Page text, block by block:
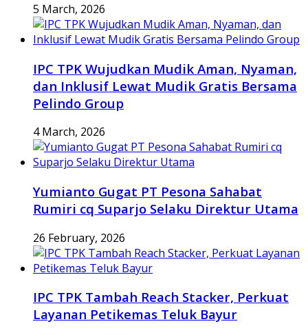
5 March, 2026
IPC TPK Wujudkan Mudik Aman, Nyaman,
dan Inklusif Lewat Mudik Gratis Bersama
Pelindo Group
4 March, 2026
Yumianto Gugat PT Pesona Sahabat
Rumiri cq Suparjo Selaku Direktur Utama
26 February, 2026
IPC TPK Tambah Reach Stacker, Perkuat
Layanan Petikemas Teluk Bayur